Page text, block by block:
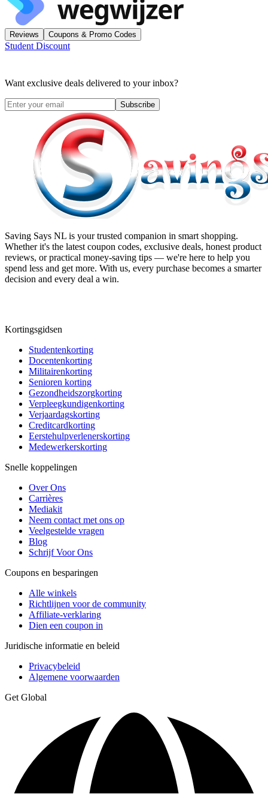
Reviews Coupons & Promo Codes
Student Discount
Want exclusive deals delivered to your inbox?
Subscribe
Saving Says NL is your trusted companion in smart shopping.
Whether it's the latest coupon codes, exclusive deals, honest product
reviews, or practical money-saving tips — we're here to help you
spend less and get more. With us, every purchase becomes a smarter
decision and every deal a win.
Kortingsgidsen
Studentenkorting
Docentenkorting
Militairenkorting
Senioren korting
Gezondheidszorgkorting
Verpleegkundigenkorting
Verjaardagskorting
Creditcardkorting
Eerstehulpverlenerskorting
Medewerkerskorting
Snelle koppelingen
Over Ons
Carrières
Mediakit
Neem contact met ons op
Veelgestelde vragen
Blog
Schrijf Voor Ons
Coupons en besparingen
Alle winkels
Richtlijnen voor de community
Affiliate-verklaring
Dien een coupon in
Juridische informatie en beleid
Privacybeleid
Algemene voorwaarden
Get Global